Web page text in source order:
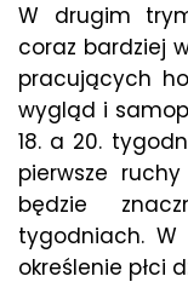
W drugim
coraz bardziej
pracujących
wygląd i
18. a 20.
pierwsze
będzie
tygodniach.
określenie płci